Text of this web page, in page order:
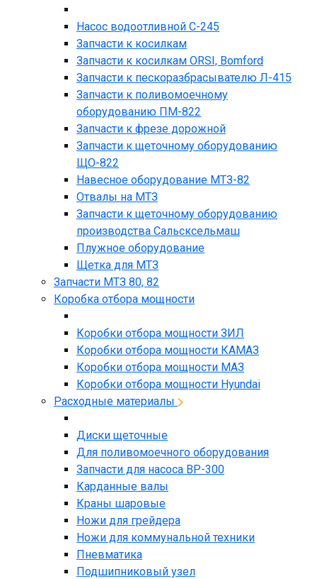
Насос водоотливной С-245
Запчасти к косилкам
Запчасти к косилкам ORSI, Bomford
Запчасти к пескоразбрасывателю Л-415
Запчасти к поливомоечному
оборудованию ПМ-822
Запчасти к фрезе дорожной
Запчасти к щеточному оборудованию
ЩО-822
Навесное оборудование МТЗ-82
Отвалы на МТЗ
Запчасти к щеточному оборудованию
производства Сальсксельмаш
Плужное оборудование
Щетка для МТЗ
Запчасти МТЗ 80, 82
Коробка отбора мощности
Коробки отбора мощности ЗИЛ
Коробки отбора мощности КАМАЗ
Коробки отбора мощности МАЗ
Коробки отбора мощности Hyundai
Расходные материалы
Диски щеточные
Для поливомоечного оборудования
Запчасти для насоса BP-300
Карданные валы
Краны шаровые
Ножи для грейдера
Ножи для коммунальной техники
Пневматика
Подшипниковый узел